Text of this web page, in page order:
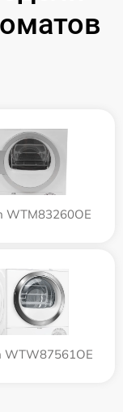
WTM83260OE
WTW87561OE